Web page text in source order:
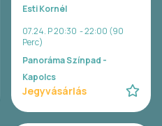
Esti Kornél
07.24. P 20:30 - 22:00 (90
Perc)
Panoráma Színpad -
Kapolcs
Jegyvásárlás